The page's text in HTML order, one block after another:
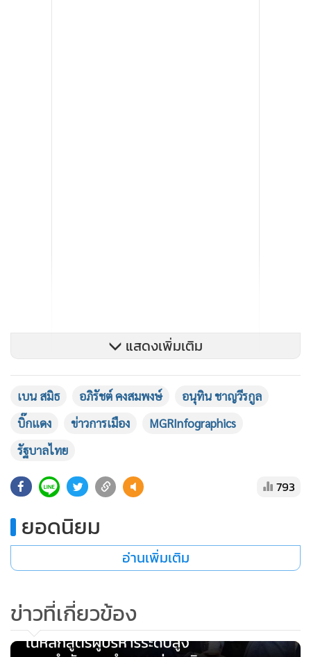
ส่วนภาพอีกชุดที่ปรากฏเป็นภาพงานแต่งงานของบุตรสาว ในวัน
ดังกล่าวมีแขกมาร่วมงานจำนวนมาก พล.อ.อภิรัชต์ยืนยันว่าไม่ใช่
บุคคลที่สนิทหรือมีความสัมพันธ์เชิงลึกกับนายเบน สมิธ แต่
เท่านั้น
ประเด็นนี้เกิดขึ้นท่ามกลางการตรวจสอบเข้มข้นจากสังคม หลัง
ก่อนหน้านี้มีรายงานว่านายเบน สมิธ ถูกเชื่อมโยงกับเครือข่ายส
แกมเมอร์ระดับนานาชาติ ขณะเดียวกันบุคคลในรัฐบาลก็เริ่ม
แตกต่างกัน และไม่ได้มีความสัมพันธ์ใดที่เกินกว่าการพบปะโดย
บังเอิญหรือในโอกาสทางสังคม
แสดงเพิ่มเติม
เบน สมิธ อภิรัชต์ คงสมพงษ์
อนุทิน ชาญวีรกูล
บิ๊กแดง
ข่าวการเมือง
MGRInfographics
รัฐบาลไทย
793
ยอดนิยม
อ่านเพิ่มเติม
ข่าวที่เกี่ยวข้อง